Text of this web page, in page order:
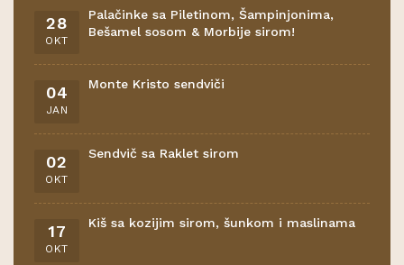
28
OKT
Palačinke sa Piletinom, Šampinjonima,
Bešamel sosom & Morbije sirom!
04
JAN
Monte Kristo sendviči
02
OKT
Sendvič sa Raklet sirom
17
OKT
Kiš sa kozijim sirom, šunkom i maslinama